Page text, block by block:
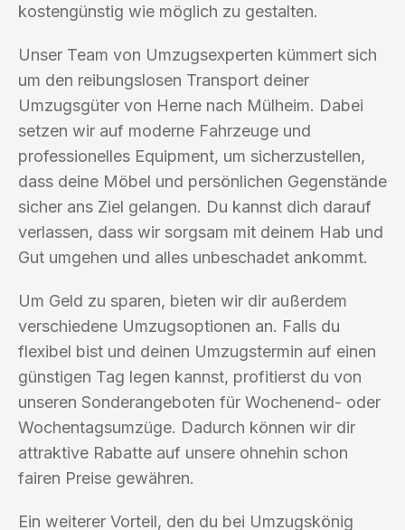
kostengünstig wie möglich zu gestalten.
Unser Team von Umzugsexperten kümmert sich
um den reibungslosen Transport deiner
Umzugsgüter von Herne nach Mülheim. Dabei
setzen wir auf moderne Fahrzeuge und
professionelles Equipment, um sicherzustellen,
dass deine Möbel und persönlichen Gegenstände
sicher ans Ziel gelangen. Du kannst dich darauf
verlassen, dass wir sorgsam mit deinem Hab und
Gut umgehen und alles unbeschadet ankommt.
Um Geld zu sparen, bieten wir dir außerdem
verschiedene Umzugsoptionen an. Falls du
flexibel bist und deinen Umzugstermin auf einen
günstigen Tag legen kannst, profitierst du von
unseren Sonderangeboten für Wochenend- oder
Wochentagsumzüge. Dadurch können wir dir
attraktive Rabatte auf unsere ohnehin schon
fairen Preise gewähren.
Ein weiterer Vorteil, den du bei Umzugskönig